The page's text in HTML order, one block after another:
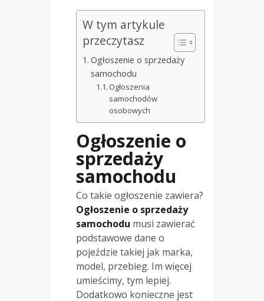
W tym artykule
przeczytasz
Ogłoszenie o sprzedaży
samochodu
Ogłoszenia
samochodów
osobowych
Ogłoszenie o
sprzedaży
samochodu
Co takie ogłoszenie zawiera?
Ogłoszenie o sprzedaży
samochodu musi zawierać
podstawowe dane o
pojeździe takiej jak marka,
model, przebieg. Im więcej
umieścimy, tym lepiej.
Dodatkowo konieczne jest